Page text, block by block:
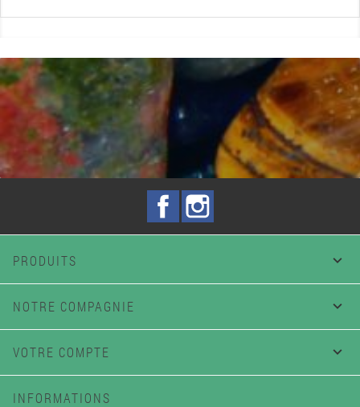
Facebook
PRODUITS 
NOTRE COMPAGNIE 
VOTRE COMPTE 
INFORMATIONS